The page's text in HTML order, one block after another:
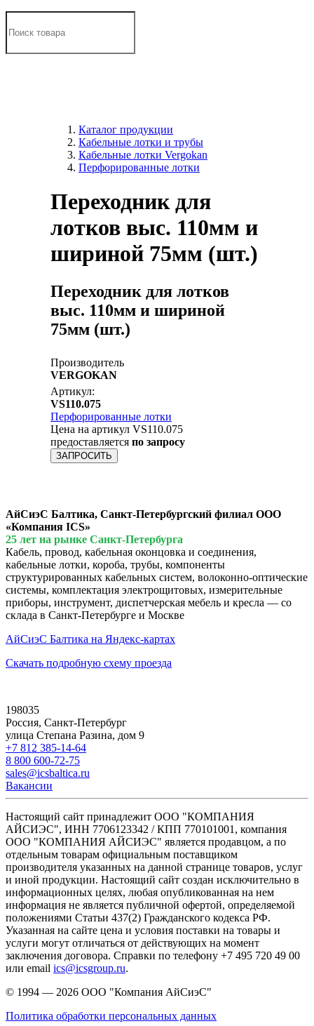
Каталог продукции
Кабельные лотки и трубы
Кабельные лотки Vergokan
Перфорированные лотки
Переходник для
лотков выс. 110мм и
шириной 75мм (шт.)
Переходник для лотков
выс. 110мм и шириной
75мм (шт.)
Производитель
VERGOKAN
Артикул:
VS110.075
Перфорированные лотки
Цена на артикул VS110.075
предоставляется по запросу
ЗАПРОСИТЬ
АйСиэС Балтика, Санкт-Петербургский филиал ООО
«Компания ICS»
25 лет на рынке Санкт-Петербурга
Кабель, провод, кабельная оконцовка и соединения,
кабельные лотки, короба, трубы, компоненты
структурированных кабельных систем, волоконно-оптические
системы, комплектация электрощитовых, измерительные
приборы, инструмент, диспетчерская мебель и кресла — со
склада в Санкт-Петербурге и Москве
АйСиэС Балтика на Яндекс-картах
Скачать подробную схему проезда
198035
Россия, Санкт-Петербург
улица Степана Разина, дом 9
+7 812 385-14-64
8 800 600-72-75
sales@icsbaltica.ru
Вакансии
Настоящий сайт принадлежит ООО "КОМПАНИЯ
АЙСИЭС", ИНН 7706123342 / КПП 770101001, компания
ООО "КОМПАНИЯ АЙСИЭС" является продавцом, а по
отдельным товарам официальным поставщиком
производителя указанных на данной странице товаров, услуг
и иной продукции. Настоящий сайт создан исключительно в
информационных целях, любая опубликованная на нем
информация не является публичной офертой, определяемой
положениями Статьи 437(2) Гражданского кодекса РФ.
Указанная на сайте цена и условия поставки на товары и
услуги могут отличаться от действующих на момент
заключения договора. Справки по телефону +7 495 720 49 00
или email ics@icsgroup.ru.
© 1994 — 2026 ООО "Компания АйСиэС"
Политика обработки персональных данных